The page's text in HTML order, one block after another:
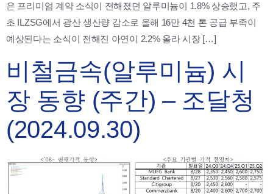
은 프리미엄 계약 소식이 전해졌던 알루미늄이 1.8% 상승했고, 주
초 ILZSG에서 광산 생산량 감소로 올해 16만 4천 톤 공급 부족이
예상된다는 소식이 전해진 아연이 2.2% 올라 시장 […]
비철금속(알루미늄) 시
장 동향 (주간) – 조달청
(2024.09.30)